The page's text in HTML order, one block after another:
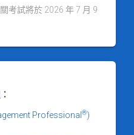
考試將於 2026 年 7 月 9
Professional ®)